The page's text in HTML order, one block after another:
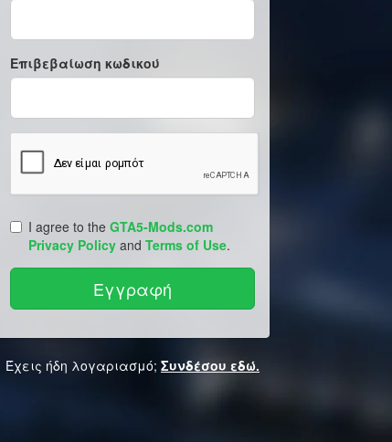
Επιβεβαίωση κωδικού
I agree to the GTA5-Mods.com
Privacy Policy and Terms of Use.
Έχεις ήδη λογαριασμό; Συνδέσου εδώ.